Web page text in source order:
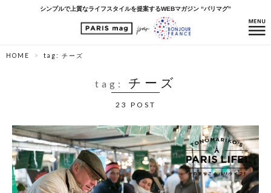
シンプルで上質なライフスタイルを提案するWEBマガジン “パリマグ”
HOME tag: チーズ
tag: チーズ
23 POST